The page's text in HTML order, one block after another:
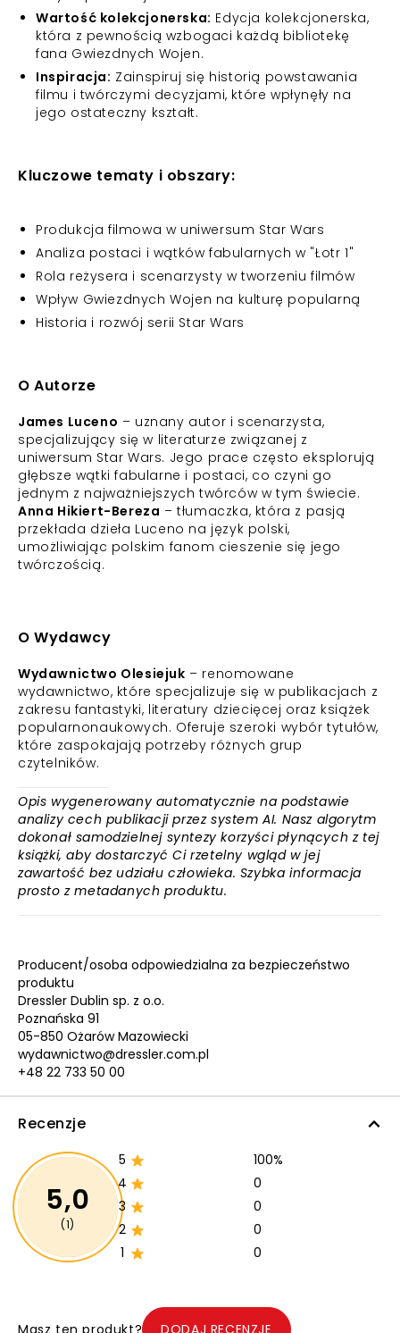
Wartość kolekcjonerska: Edycja kolekcjonerska,
która z pewnością wzbogaci każdą bibliotekę
fana Gwiezdnych Wojen.
Inspiracja: Zainspiruj się historią powstawania
filmu i twórczymi decyzjami, które wpłynęły na
jego ostateczny kształt.
Kluczowe tematy i obszary:
Produkcja filmowa w uniwersum Star Wars
Analiza postaci i wątków fabularnych w "Łotr 1"
Rola reżysera i scenarzysty w tworzeniu filmów
Wpływ Gwiezdnych Wojen na kulturę popularną
Historia i rozwój serii Star Wars
O Autorze
James Luceno – uznany autor i scenarzysta,
specjalizujący się w literaturze związanej z
uniwersum Star Wars. Jego prace często eksplorują
głębsze wątki fabularne i postaci, co czyni go
jednym z najważniejszych twórców w tym świecie.
Anna Hikiert-Bereza – tłumaczka, która z pasją
przekłada dzieła Luceno na język polski,
umożliwiając polskim fanom cieszenie się jego
twórczością.
O Wydawcy
Wydawnictwo Olesiejuk – renomowane
wydawnictwo, które specjalizuje się w publikacjach z
zakresu fantastyki, literatury dziecięcej oraz książek
popularnonaukowych. Oferuje szeroki wybór tytułów,
które zaspokajają potrzeby różnych grup
czytelników.
Opis wygenerowany automatycznie na podstawie
analizy cech publikacji przez system AI. Nasz algorytm
dokonał samodzielnej syntezy korzyści płynących z tej
książki, aby dostarczyć Ci rzetelny wgląd w jej
zawartość bez udziału człowieka. Szybka informacja
prosto z metadanych produktu.
Producent/osoba odpowiedzialna za bezpieczeństwo
produktu
Dressler Dublin sp. z o.o.
Poznańska 91
05-850 Ożarów Mazowiecki
wydawnictwo@dressler.com.pl
+48 22 733 50 00
Recenzje
5,0
(1)
5
100%
4
0
3
0
2
0
1
0
Masz ten produkt? DODAJ RECENZJĘ